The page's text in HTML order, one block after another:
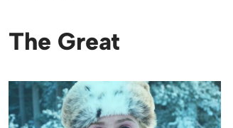
The Great